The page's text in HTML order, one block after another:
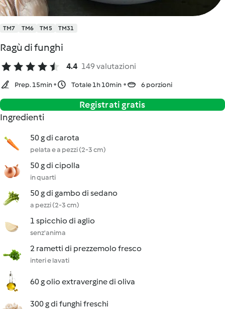
TM7 TM6 TM5 TM31
Ragù di funghi
4.4 149 valutazioni
Prep. 15min Totale 1h 10min 6 porzioni
Registrati gratis
Ingredienti
50 g di carota
pelata e a pezzi (2-3 cm)
50 g di cipolla
in quarti
50 g di gambo di sedano
a pezzi (2-3 cm)
1 spicchio di aglio
senz'anima
2 rametti di prezzemolo fresco
interi e lavati
60 g olio extravergine di oliva
300 g di funghi freschi